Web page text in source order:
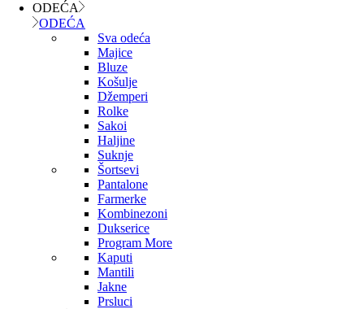
ODEĆA
ODEĆA
Sva odeća
Majice
Bluze
Košulje
Džemperi
Rolke
Sakoi
Haljine
Suknje
Šortsevi
Pantalone
Farmerke
Kombinezoni
Dukserice
Program More
Kaputi
Mantili
Jakne
Prsluci